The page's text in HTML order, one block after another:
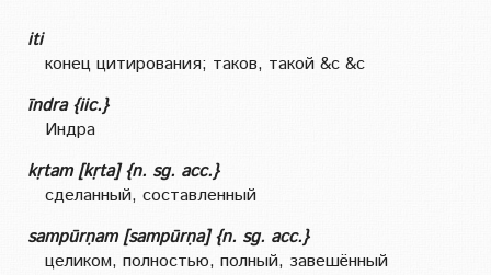
iti
конец цитирования; таков, такой &c &c
॒॒॒īndra {iic.}
Индра
kṛtam [kṛta] {n. sg. acc.}
сделанный, составленный
sampūrṇam [sampūrṇa] {n. sg. acc.}
целиком, полностью, полный, завешённый